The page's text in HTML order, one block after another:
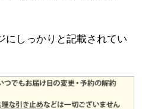
にしっかりと記載されてい